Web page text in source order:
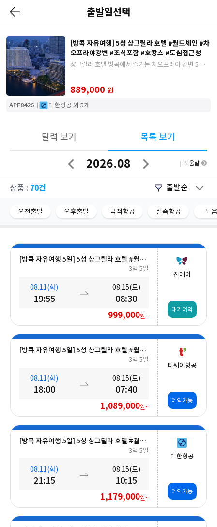
출발일선택
[방콕 자유여행] 5성 샹그릴라 호텔 #월드체인 #차
오프라야강변 #조식포함 #호캉스 #도심접근성
샹그릴라 호텔 방콕에서 즐기는 차오프라야 강변 5성
889,000 원
APF8426 대한항공 외 5개
달력 보기 목록 보기
이
2026.08
다
도움말
상품 : 70건 출발순
오전출발 오후출발 국적항공 실속항공 노
[방콕 자유여행 5일] 5성 샹그릴라 호텔 #월드체인 #차오프라야강변 #조식포함 #호캉스 #도심접근성
3박 5일
08.11(화)
19:55
08.15(토)
08:30
999,000원~
진에어
대기예약
[방콕 자유여행 5일] 5성 샹그릴라 호텔 #월드체인 #차오프라야강변 #조식포함 #호캉스 #도심접근성
3박 5일
08.11(화)
18:00
08.15(토)
07:40
1,089,000원~
티웨이항공
예약가능
[방콕 자유여행 5일] 5성 샹그릴라 호텔 #월드체인 #차오프라야강변 #조식포함 #호캉스 #도심접근성
3박 5일
08.11(화)
21:15
08.15(토)
10:15
1,179,000원~
대한항공
예약가능